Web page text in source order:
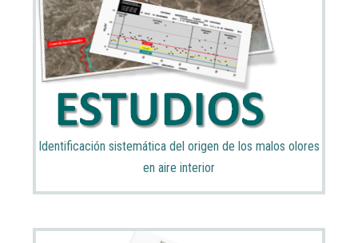
Identificación sistemática del origen de los malos olores
en aire interior